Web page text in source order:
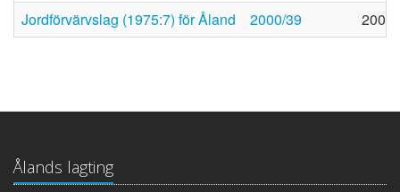
Jordförvärvslag (1975:7) för Åland
2000/39
Ålands lagting